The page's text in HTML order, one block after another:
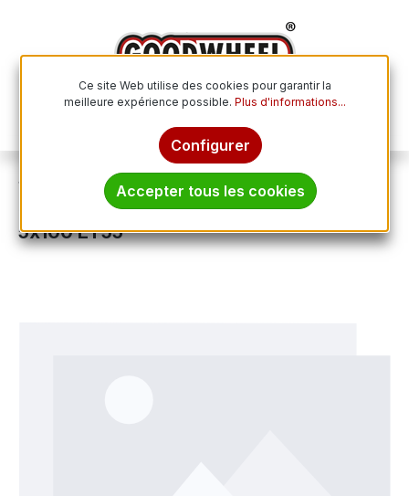
Jantes Jantes en acier
ALCAR 7552 schwarz/silber 6.5Jx16
5x100 ET55
Ce site Web utilise des cookies pour garantir la
meilleure expérience possible. Plus d'informations...
Configurer
Accepter tous les cookies